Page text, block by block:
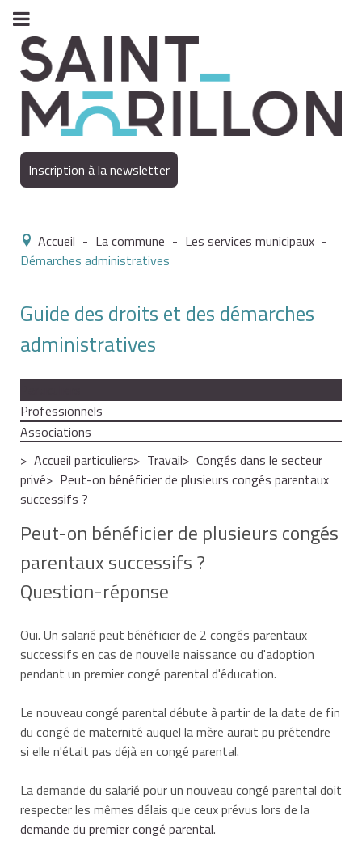
Inscription à la newsletter
Accueil - La commune - Les services municipaux -
Démarches administratives
Guide des droits et des démarches
administratives
Professionnels
Associations
Accueil particuliers
Travail
Congés dans le secteur
privé
Peut-on bénéficier de plusieurs congés parentaux
successifs ?
Peut-on bénéficier de plusieurs congés
parentaux successifs ?
Question-réponse
Oui. Un salarié peut bénéficier de 2 congés parentaux
successifs en cas de nouvelle naissance ou d'adoption
pendant un premier congé parental d'éducation.
Le nouveau congé parental débute à partir de la date de fin
du congé de maternité auquel la mère aurait pu prétendre
si elle n'était pas déjà en congé parental.
La demande du salarié pour un nouveau congé parental doit
respecter les mêmes délais que ceux prévus lors de la
demande du premier congé parental.